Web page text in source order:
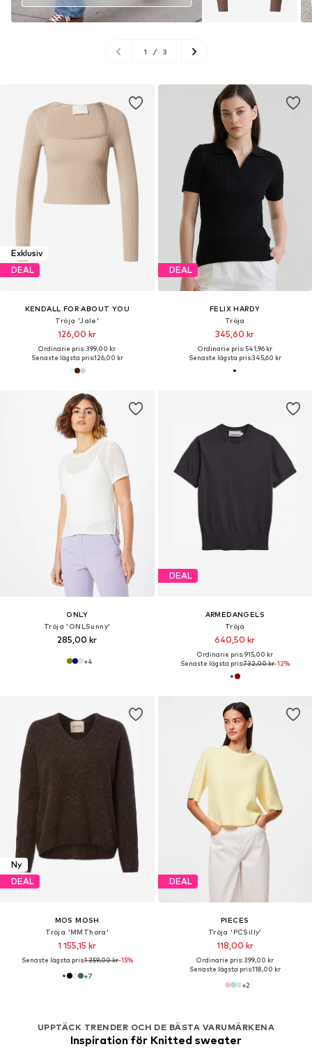
1 / 3
Exklusiv
DEAL
KENDALL FOR ABOUT YOU
Tröja 'Jale'
126,00 kr
Ordinarie pris: 399,00 kr
Senaste lägsta pris:126,00 kr
DEAL
FELIX HARDY
Tröja
345,60 kr
Ordinarie pris: 541,96 kr
Senaste lägsta pris:345,60 kr
ONLY
Tröja 'ONLSunny'
285,00 kr
+4
DEAL
ARMEDANGELS
Tröja
640,50 kr
Ordinarie pris: 915,00 kr
Senaste lägsta pris:732,00 kr-12%
Ny
DEAL
MOS MOSH
Tröja 'MMThora'
1 155,15 kr
Senaste lägsta pris:1 359,00 kr-15%
+7
DEAL
PIECES
Tröja 'PCSilly'
118,00 kr
Ordinarie pris: 399,00 kr
Senaste lägsta pris:118,00 kr
+2
UPPTÄCK TRENDER OCH DE BÄSTA VARUMÄRKENA
Inspiration för Knitted sweater